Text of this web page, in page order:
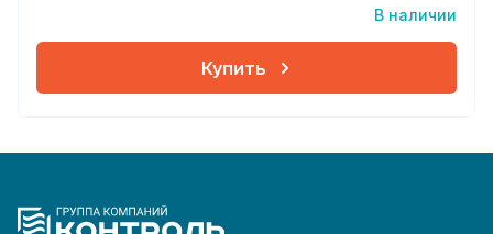
В наличии
Купить